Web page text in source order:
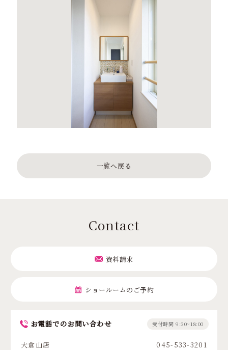
一覧へ戻る
Contact
資料請求
ショールームのご予約
お電話でのお問い合わせ 受付時間 9:30~18:00
大倉山店 045-533-3201